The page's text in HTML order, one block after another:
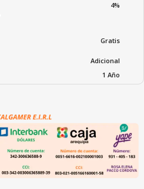
4%
Gratis
Adicional
1 Año